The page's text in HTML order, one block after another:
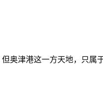
奥津港这一方天地，只属